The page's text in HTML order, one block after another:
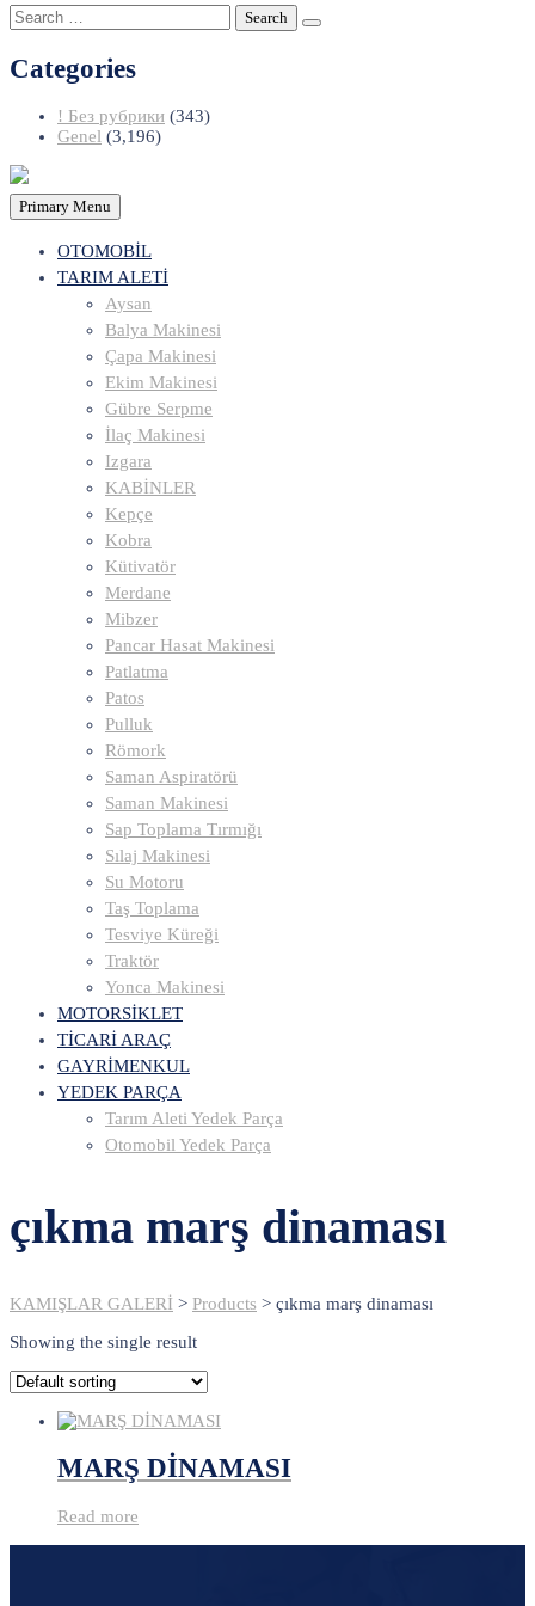
Search
for:
Categories
! Без рубрики (343)
Genel (3,196)
Primary Menu
OTOMOBİL
TARIM ALETİ
Aysan
Balya Makinesi
Çapa Makinesi
Ekim Makinesi
Gübre Serpme
İlaç Makinesi
Izgara
KABİNLER
Kepçe
Kobra
Kütivatör
Merdane
Mibzer
Pancar Hasat Makinesi
Patlatma
Patos
Pulluk
Römork
Saman Aspiratörü
Saman Makinesi
Sap Toplama Tırmığı
Sılaj Makinesi
Su Motoru
Taş Toplama
Tesviye Küreği
Traktör
Yonca Makinesi
MOTORSİKLET
TİCARİ ARAÇ
GAYRİMENKUL
YEDEK PARÇA
Tarım Aleti Yedek Parça
Otomobil Yedek Parça
çıkma marş dinaması
KAMIŞLAR GALERİ > Products > çıkma marş dinaması
Showing the single result
MARŞ DİNAMASI
Read more